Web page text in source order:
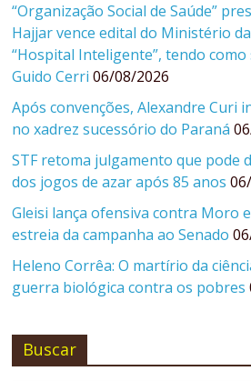
“Organização Social de Saúde”
Hajjar vence edital do Ministério
“Hospital Inteligente”, tendo como
Guido Cerri 06/08/2026
Após convenções, Alexandre Curi
no xadrez sucessório do Paraná
STF retoma julgamento que pode
dos jogos de azar após 85 anos
Gleisi lança ofensiva contra Moro
estreia da campanha ao Senado
Heleno Corrêa: O martírio da
guerra biológica contra os pobres
Buscar